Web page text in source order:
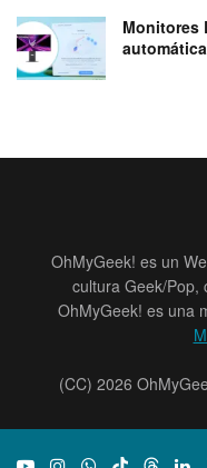
Monitores
OhMyGeek! es un
cultura Geek/Pop,
OhMyGeek! es una
(CC) 2026